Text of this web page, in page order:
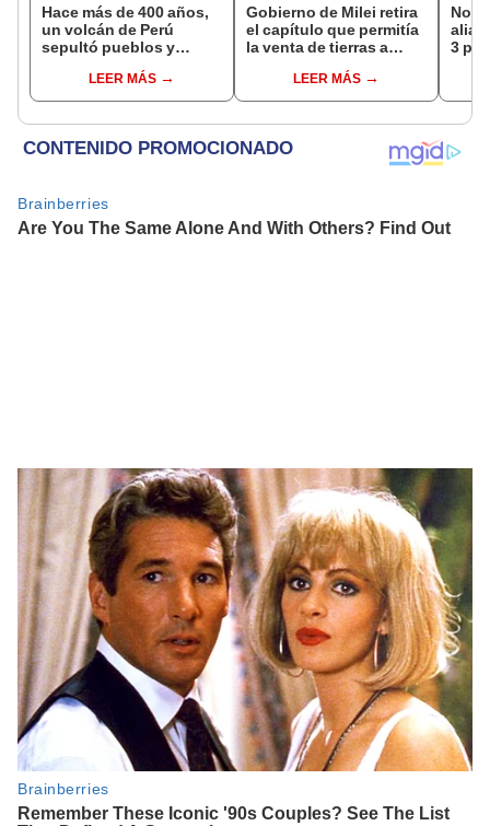
Hace más de 400 años,
un volcán de Perú
sepultó pueblos y
veranos más fríos de la
historia: sigue bajo
LEER MÁS
Gobierno de Milei retira
el capítulo que permitía
la venta de tierras a
rechazo social
LEER MÁS
3